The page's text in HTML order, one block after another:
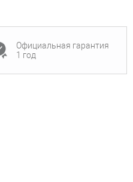
Официальная гарантия
1 год